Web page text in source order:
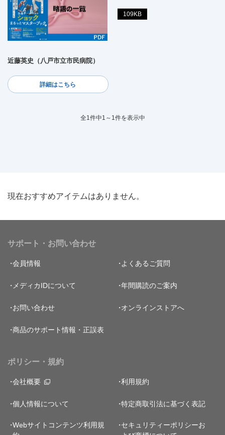
109KB
近藤英史（八戸市立市民病院）
詳細はこちら
全1件中1～1件を表示中
現在おすすめアイテムはありません。
サポート・お問い合わせ
会員情報 よくあるご質問
メディカIDについて 年間購読のご案内
お問い合わせ オンラインストアへ
商品のサポート情報・正誤表
ポリシー・規約
会社概要 利用規約
個人情報について 特定商取引法に基づく表記
Webサイトコンテンツ利用規
セキュリティーポリシーお